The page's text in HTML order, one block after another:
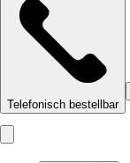
Telefonisch bestellbar